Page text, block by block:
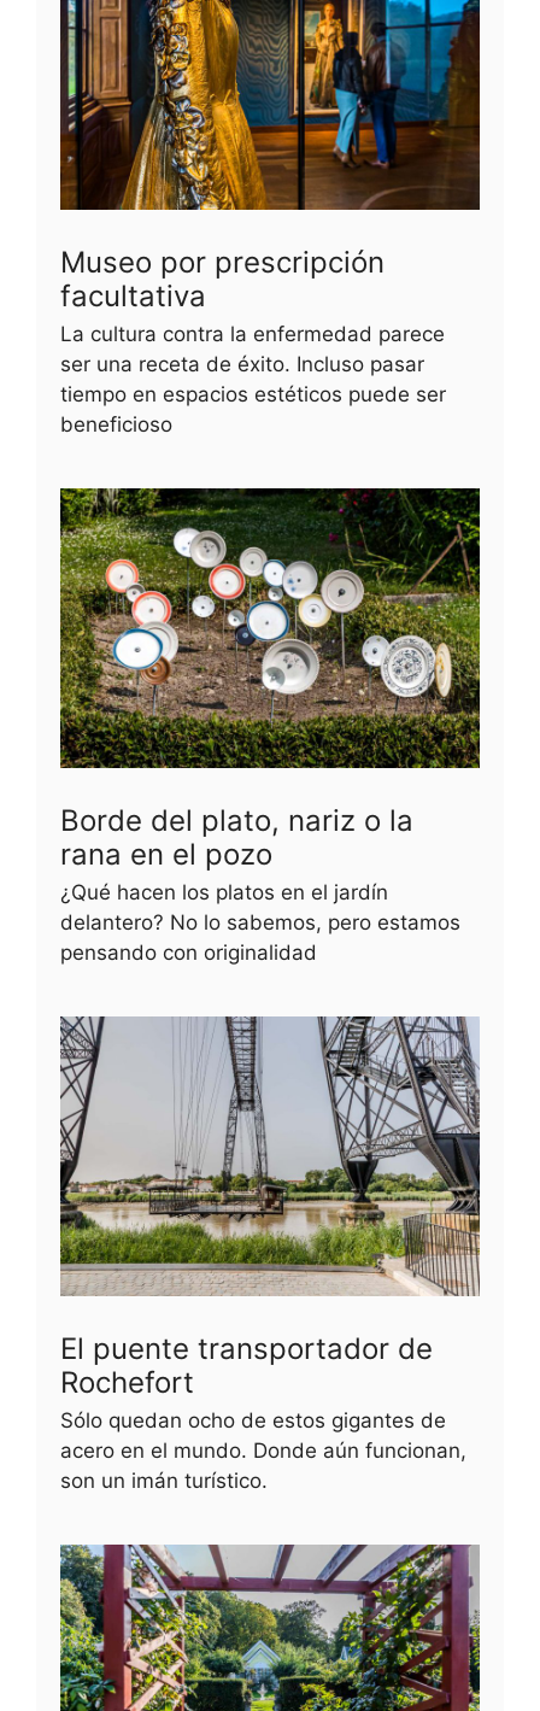
Museo por prescripción
facultativa
La cultura contra la enfermedad parece
ser una receta de éxito. Incluso pasar
tiempo en espacios estéticos puede ser
beneficioso
Borde del plato, nariz o la
rana en el pozo
¿Qué hacen los platos en el jardín
delantero? No lo sabemos, pero estamos
pensando con originalidad
El puente transportador de
Rochefort
Sólo quedan ocho de estos gigantes de
acero en el mundo. Donde aún funcionan,
son un imán turístico.